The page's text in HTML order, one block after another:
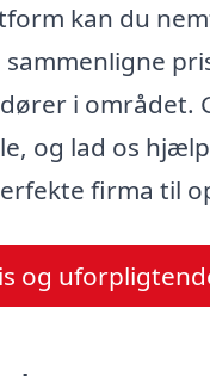
kan du
i området.
og lad os
firma til
og